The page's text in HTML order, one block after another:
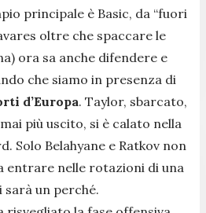
principale è Basic, da “fuori
oltre che spaccare le
ora sa anche difendere e
che siamo in presenza di
d’Europa. Taylor, sbarcato,
più uscito, si è calato nella
Solo Belahyane e Ratkov non
entrare nelle rotazioni di una
un perché.